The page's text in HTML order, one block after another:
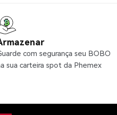
com segurança seu BOBO
sua carteira spot da Phemex